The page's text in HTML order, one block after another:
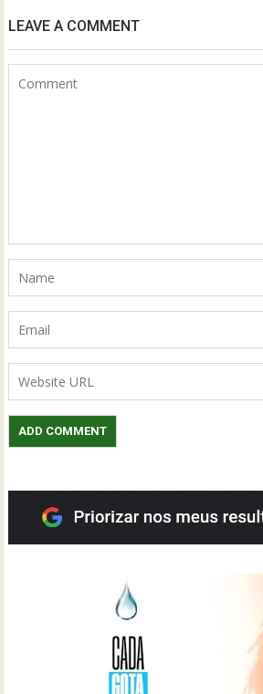
LEAVE A COMMENT